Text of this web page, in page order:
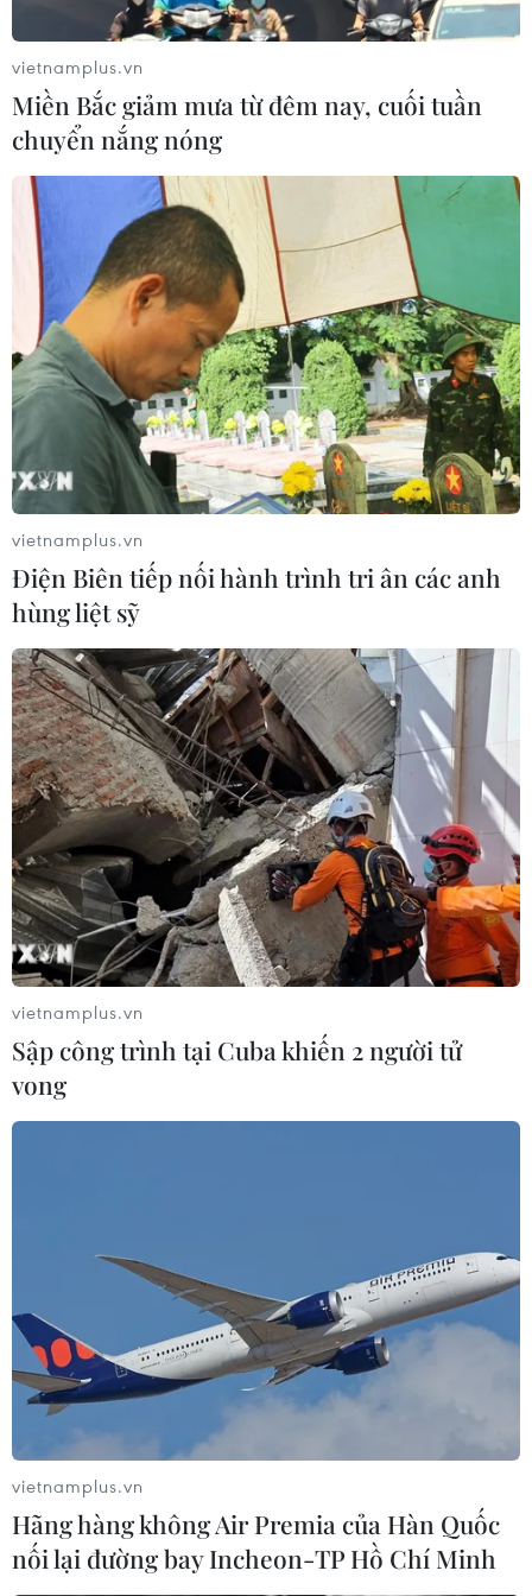
vietnamplus.vn
Miền Bắc giảm mưa từ đêm nay, cuối tuần
chuyển nắng nóng
vietnamplus.vn
Điện Biên tiếp nối hành trình tri ân các anh
hùng liệt sỹ
vietnamplus.vn
Sập công trình tại Cuba khiến 2 người tử
vong
vietnamplus.vn
Hãng hàng không Air Premia của Hàn Quốc
nối lại đường bay Incheon-TP Hồ Chí Minh